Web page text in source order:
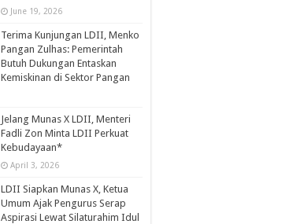
June 19, 2026
Terima Kunjungan LDII, Menko
Pangan Zulhas: Pemerintah
Butuh Dukungan Entaskan
Kemiskinan di Sektor Pangan
Jelang Munas X LDII, Menteri
Fadli Zon Minta LDII Perkuat
Kebudayaan*
April 3, 2026
LDII Siapkan Munas X, Ketua
Umum Ajak Pengurus Serap
Aspirasi Lewat Silaturahim Idul